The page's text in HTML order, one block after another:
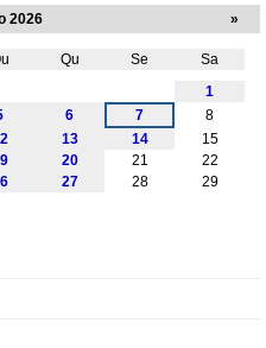
2026 »
Qu Se
Sa
1
6 7
8
13 14
15
20 21
22
27 28
29